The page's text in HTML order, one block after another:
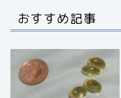
おすすめ記事